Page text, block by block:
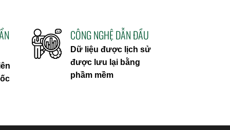
CÔNG NGHỆ DẪN ĐẦU
Dữ liệu được lịch sử
được lưu lại bằng
phầm mềm